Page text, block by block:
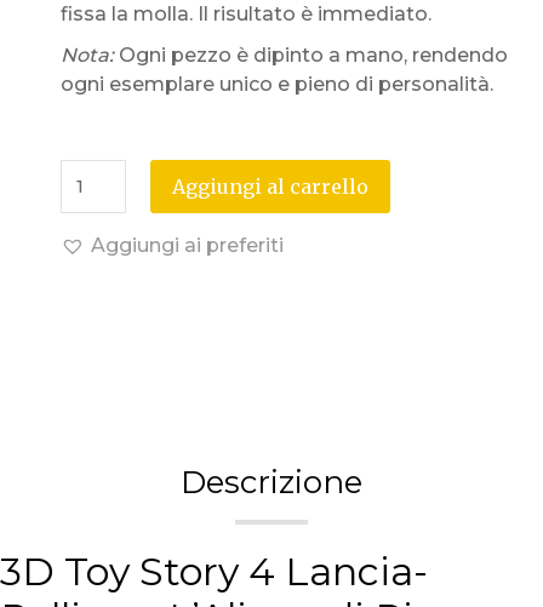
fissa la molla. Il risultato è immediato.
Nota:Ogni pezzo è dipinto a mano, rendendo
ogni esemplare unico e pieno di personalità.
Aggiungi al carrello
Aggiungi ai preferiti
Descrizione
3D Toy Story 4 Lancia-